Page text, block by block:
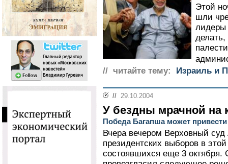
Этой
шли
лидеры
делать,
// читайте тему:
Израиль и
// 29.10.2004
У бездны мрачной на
Победа Багапша может
Вчера вечером Верховный
президентских выборов в
состоявшихся еще 3 октября.